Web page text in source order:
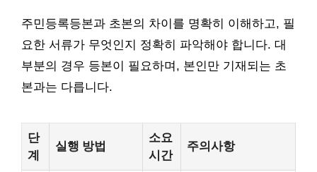
주민등록등본과 초본의 차이를 명확히 이해하고, 필
요한 서류가 무엇인지 정확히 파악해야 합니다. 대
부분의 경우 등본이 필요하며, 본인만 기재되는 초
본과는 다릅니다.
단
계
실행 방법
소요
시간
주의사항